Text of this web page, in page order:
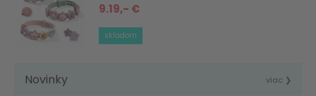
9.19,- €
skladom
Novinky viac ❯